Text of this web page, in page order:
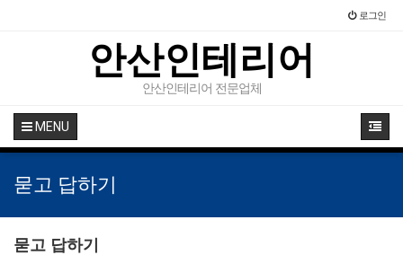
로그인
안산인테리어
안산인테리어 전문업체
MENU
묻고 답하기
묻고 답하기